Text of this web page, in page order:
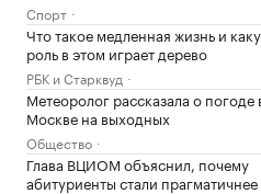
Спорт
Что такое медленная жизнь и
роль в этом играет дерево
РБК и Старквуд
Метеоролог рассказала о погоде
Москве на выходных
Общество
Глава ВЦИОМ объяснил, почему
абитуриенты стали прагматичнее